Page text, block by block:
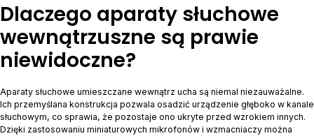
Dlaczego aparaty słuchowe
wewnątrzuszne są prawie
niewidoczne?
Aparaty słuchowe umieszczane wewnątrz ucha są niemal niezauważalne.
Ich przemyślana konstrukcja pozwala osadzić urządzenie głęboko w kanale
słuchowym, co sprawia, że pozostaje ono ukryte przed wzrokiem innych.
Dzięki zastosowaniu miniaturowych mikrofonów i wzmacniaczy można